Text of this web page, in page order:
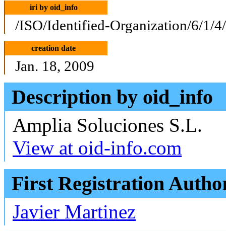
iri by oid_info
/ISO/Identified-Organization/6/1/
creation date
Jan. 18, 2009
Description by oid_info
Amplia Soluciones S.L.
View at oid-info.com
First Registration
Javier Martinez